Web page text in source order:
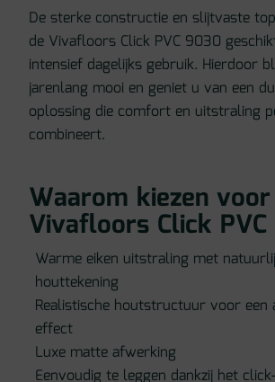
De sterke constructie en slijtvaste
de Vivafloors Click PVC 9030
intensief dagelijks gebruik. Hierdoor
jarenlang mooi en geniet u van een
oplossing die comfort en uitstraling
combineert.
Waarom kiezen voor
Vivafloors Click
Warme eiken uitstraling met
houttekening
Realistische houtstructuur voor een
effect
Luxe matte afwerking
Eenvoudig te leggen dankzij het